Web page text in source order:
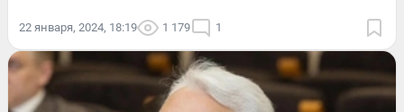
22 января, 2024, 18:19 1 179 1